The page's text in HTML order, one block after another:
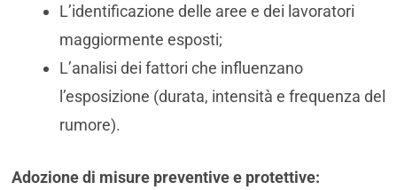
L’identificazione delle aree e dei lavoratori
maggiormente esposti;
L’analisi dei fattori che influenzano
l’esposizione (durata, intensità e frequenza del
rumore).
Adozione di misure preventive e protettive: